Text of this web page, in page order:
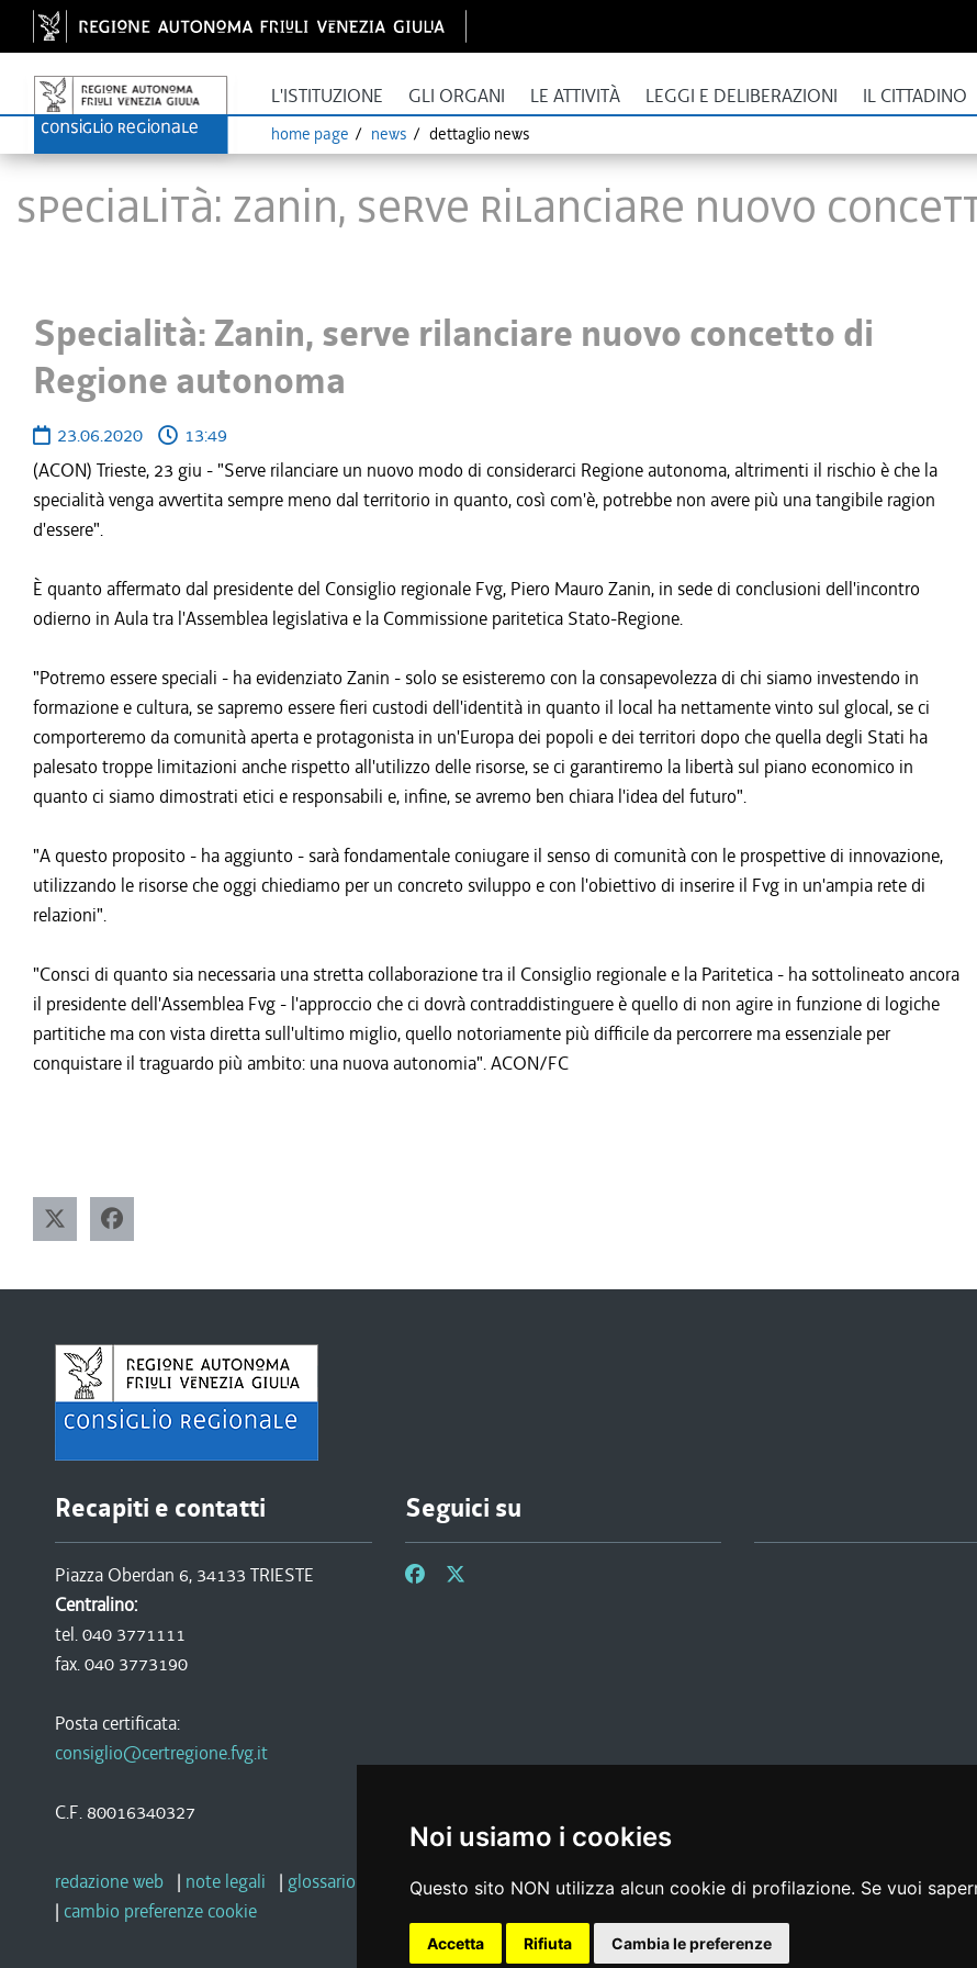
Noi usiamo i cookies
Questo sito NON utilizza alcun cookie di profilazione. Se vuoi
Accetta Rifiuta Cambia le preferenze
L'ISTITUZIONE GLI ORGANI LE ATTIVITÀ LEGGI E DELIBERAZIONI IL CITTADINO
home page news dettaglio news
Specialità: Zanin, serve rilanciare nuovo
Specialità: Zanin, serve rilanciare nuovo concetto di
Regione autonoma
23.06.2020
13:49
(ACON) Trieste, 23 giu - "Serve rilanciare un nuovo modo di considerarci Regione autonoma, altrimenti il rischio è che la
specialità venga avvertita sempre meno dal territorio in quanto, così com'è, potrebbe non avere più una tangibile ragion
d'essere".
È quanto affermato dal presidente del Consiglio regionale Fvg, Piero Mauro Zanin, in sede di conclusioni dell'incontro
odierno in Aula tra l'Assemblea legislativa e la Commissione paritetica Stato-Regione.
"Potremo essere speciali - ha evidenziato Zanin - solo se esisteremo con la consapevolezza di chi siamo investendo in
formazione e cultura, se sapremo essere fieri custodi dell'identità in quanto il local ha nettamente vinto sul glocal, se ci
comporteremo da comunità aperta e protagonista in un'Europa dei popoli e dei territori dopo che quella degli Stati ha
palesato troppe limitazioni anche rispetto all'utilizzo delle risorse, se ci garantiremo la libertà sul piano economico in
quanto ci siamo dimostrati etici e responsabili e, infine, se avremo ben chiara l'idea del futuro".
"A questo proposito - ha aggiunto - sarà fondamentale coniugare il senso di comunità con le prospettive di innovazione,
utilizzando le risorse che oggi chiediamo per un concreto sviluppo e con l'obiettivo di inserire il Fvg in un'ampia rete di
relazioni".
"Consci di quanto sia necessaria una stretta collaborazione tra il Consiglio regionale e la Paritetica - ha sottolineato ancora
il presidente dell'Assemblea Fvg - l'approccio che ci dovrà contraddistinguere è quello di non agire in funzione di logiche
partitiche ma con vista diretta sull'ultimo miglio, quello notoriamente più difficile da percorrere ma essenziale per
conquistare il traguardo più ambito: una nuova autonomia". ACON/FC
Recapiti e contatti
Piazza Oberdan 6, 34133 TRIESTE
Centralino:
tel. 040 3771111
fax. 040 3773190
Posta certificata:
consiglio@certregione.fvg.it
C.F. 80016340327
Seguici su
redazione web | note legali | glossario privacy |social media policy | dichiarazione di accessibilità | feedback
| cambio preferenze cookie